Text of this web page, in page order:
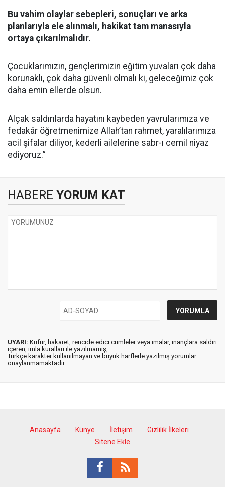
Bu vahim olaylar sebepleri, sonuçları ve arka
planlarıyla ele alınmalı, hakikat tam manasıyla
ortaya çıkarılmalıdır.
Çocuklarımızın, gençlerimizin eğitim yuvaları çok daha
korunaklı, çok daha güvenli olmalı ki, geleceğimiz çok
daha emin ellerde olsun.
Alçak saldırılarda hayatını kaybeden yavrularımıza ve
fedakâr öğretmenimize Allah’tan rahmet, yaralılarımıza
acil şifalar diliyor, kederli ailelerine sabr-ı cemil niyaz
ediyoruz.”
HABERE YORUM KAT
UYARI: Küfür, hakaret, rencide edici cümleler veya imalar, inançlara saldırı
içeren, imla kuralları ile yazılmamış,
Türkçe karakter kullanılmayan ve büyük harflerle yazılmış yorumlar
onaylanmamaktadır.
Anasayfa Künye İletişim
Gizlilik İlkeleri
Sitene Ekle